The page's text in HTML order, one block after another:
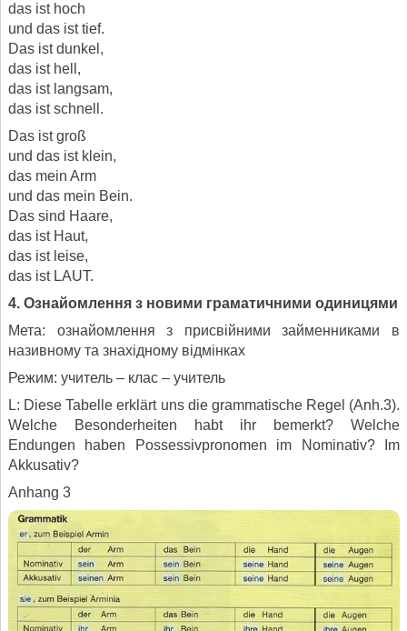
das ist hoch
und das ist tief.
Das ist dunkel,
das ist hell,
das ist langsam,
das ist schnell.
Das ist groß
und das ist klein,
das mein Arm
und das mein Bein.
Das sind Haare,
das ist Haut,
das ist leise,
das ist LAUT.
4. Ознайомлення з новими граматичними одиницями
Мета: ознайомлення з присвійними займенниками в
називному та знахідному відмінках
Режим: учитель – клас – учитель
L: Diese Tabelle erklärt uns die grammatische Regel (Anh.3).
Welche Besonderheiten habt ihr bemerkt? Welche
Endungen haben Possessivpronomen im Nominativ? Im
Akkusativ?
Anhang 3